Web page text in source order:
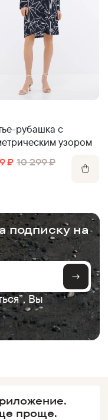
рубашка с
узором
₽ 10 299 ₽
подписку на
Вы
проще.